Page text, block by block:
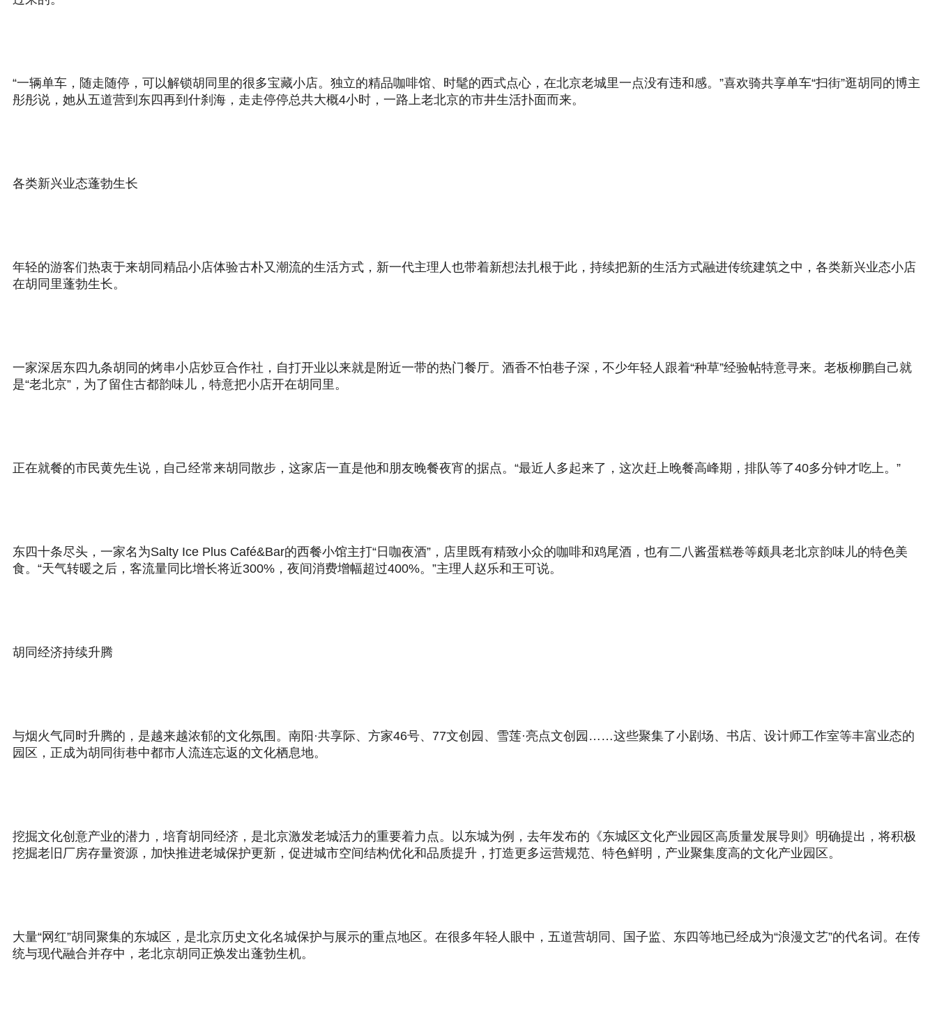
“一辆单车，随走随停，可以解锁胡同里的很多宝藏小店。独立的精品咖啡馆、时髦的西式点心，在北京老城里一点没有违和感。”喜欢骑共享单车“扫街”逛胡同的博主
彤彤说，她从五道营到东四再到什刹海，走走停停总共大概4小时，一路上老北京的市井生活扑面而来。
各类新兴业态蓬勃生长
年轻的游客们热衷于来胡同精品小店体验古朴又潮流的生活方式，新一代主理人也带着新想法扎根于此，持续把新的生活方式融进传统建筑之中，各类新兴业态小店
在胡同里蓬勃生长。
一家深居东四九条胡同的烤串小店炒豆合作社，自打开业以来就是附近一带的热门餐厅。酒香不怕巷子深，不少年轻人跟着“种草”经验帖特意寻来。老板柳鹏自己就
是“老北京”，为了留住古都韵味儿，特意把小店开在胡同里。
正在就餐的市民黄先生说，自己经常来胡同散步，这家店一直是他和朋友晚餐夜宵的据点。“最近人多起来了，这次赶上晚餐高峰期，排队等了40多分钟才吃上。”
东四十条尽头，一家名为Salty Ice Plus Café&Bar的西餐小馆主打“日咖夜酒”，店里既有精致小众的咖啡和鸡尾酒，也有二八酱蛋糕卷等颇具老北京韵味儿的特色美
食。“天气转暖之后，客流量同比增长将近300%，夜间消费增幅超过400%。”主理人赵乐和王可说。
胡同经济持续升腾
与烟火气同时升腾的，是越来越浓郁的文化氛围。南阳·共享际、方家46号、77文创园、雪莲·亮点文创园……这些聚集了小剧场、书店、设计师工作室等丰富业态的
园区，正成为胡同街巷中都市人流连忘返的文化栖息地。
挖掘文化创意产业的潜力，培育胡同经济，是北京激发老城活力的重要着力点。以东城为例，去年发布的《东城区文化产业园区高质量发展导则》明确提出，将积极
挖掘老旧厂房存量资源，加快推进老城保护更新，促进城市空间结构优化和品质提升，打造更多运营规范、特色鲜明，产业聚集度高的文化产业园区。
大量“网红”胡同聚集的东城区，是北京历史文化名城保护与展示的重点地区。在很多年轻人眼中，五道营胡同、国子监、东四等地已经成为“浪漫文艺”的代名词。在传
统与现代融合并存中，老北京胡同正焕发出蓬勃生机。